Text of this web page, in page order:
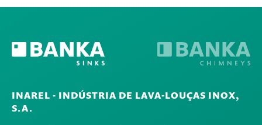
INAREL - INDÚSTRIA DE LAVA-LOUÇAS INOX,
S.A.